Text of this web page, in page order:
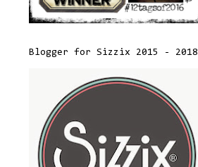
Blogger for Sizzix 2015 - 2018